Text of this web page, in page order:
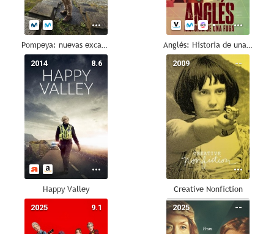
Pompeya: nuevas excavaciones Anglés: Historia de una fuga
8.6
2014
Happy Valley
--
2009
Creative Nonfiction
9.1
2025 --
2025